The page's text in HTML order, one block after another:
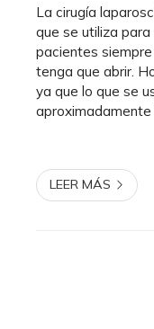
La cirugía
que se utiliza
pacientes
tenga que abrir.
ya que lo que se
aproximadamente
LEER MÁS